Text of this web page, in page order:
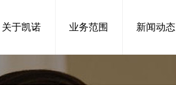
关于凯诺 业务范围 新闻动态